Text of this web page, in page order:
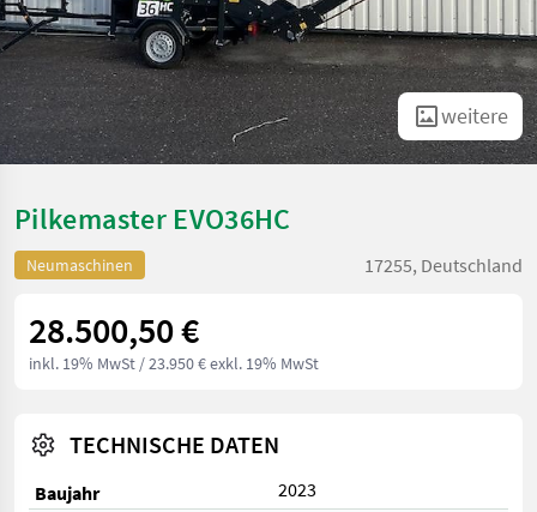
weitere
Pilkemaster EVO36HC
Neumaschinen 17255, Deutschland
28.500,50 €
inkl. 19% MwSt / 23.950 € exkl. 19% MwSt
TECHNISCHE DATEN
Baujahr
2023